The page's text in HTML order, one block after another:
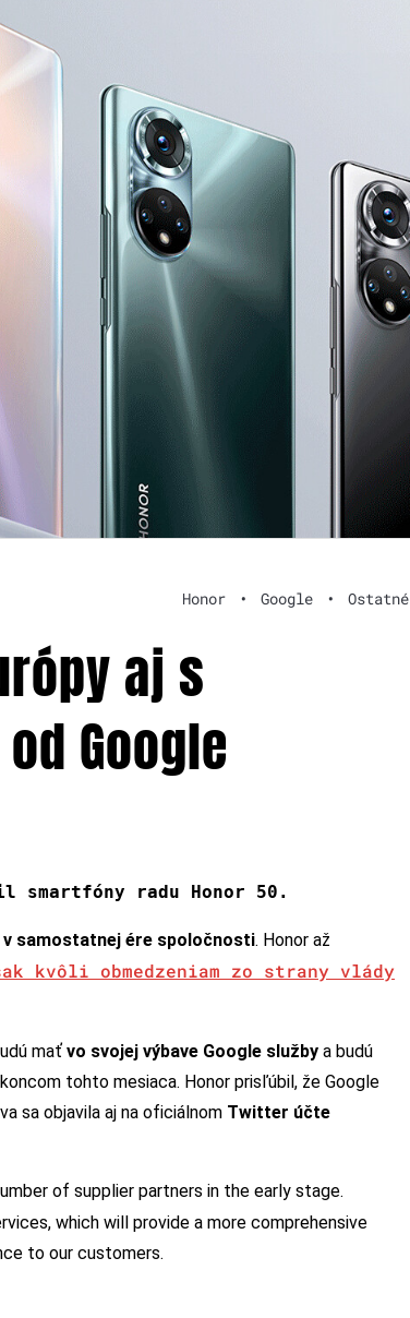
Honor • Google • Ostatné
aj s
Google
radu Honor 50.
samostatnej ére spoločnosti. Honor až
kvôli obmedzeniam zo strany vlády
mať vo svojej výbave Google služby a budú
tohto mesiaca. Honor prisľúbil, že Google
sa objavila aj na oficiálnom Twitter účte
of supplier partners in the early stage.
which will provide a more comprehensive
to our customers.